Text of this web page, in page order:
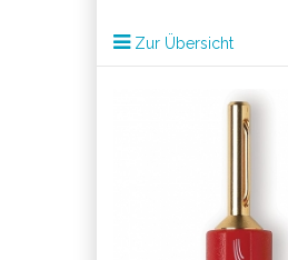
Zur Übersicht